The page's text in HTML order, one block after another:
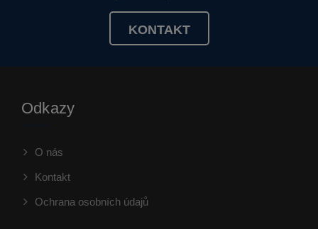
KONTAKT
Odkazy
O nás
Kontakt
Ochrana osobních údajů